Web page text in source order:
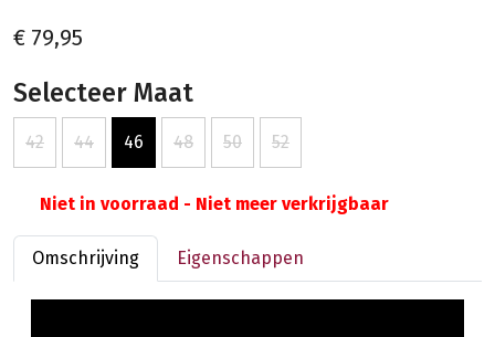
€ 79,95
Selecteer Maat
42 44 46 48 50 52
Niet in voorraad - Niet meer verkrijgbaar
Omschrijving Eigenschappen